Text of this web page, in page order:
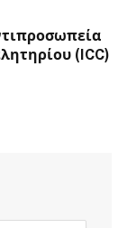
(ICC)